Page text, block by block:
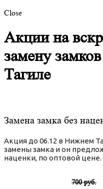
Close
Акции на
замену
Тагиле
Замена замка без
Акция до 06.12 в Нижнем
замены замка и он
наценки, по оптовой цене.
700 руб.